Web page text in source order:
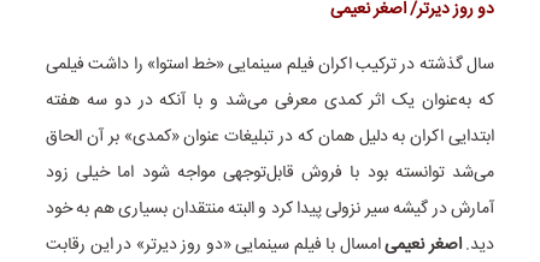
دو روز دیرتر/ اصغر نعیمی
سال گذشته در ترکیب اکران فیلم سینمایی «خط استوا» را داشت فیلمی
که به‌عنوان یک اثر کمدی معرفی می‌شد و با آنکه در دو سه هفته
ابتدایی اکران به دلیل همان که در تبلیغات عنوان «کمدی» بر آن الحاق
می‌شد توانسته بود با فروش قابل‌توجهی مواجه شود اما خیلی زود
آمارش در گیشه سیر نزولی پیدا کرد و البته منتقدان بسیاری هم به خود
دید.اصغر نعیمیامسال با فیلم سینمایی «دو روز دیرتر» در این رقابت